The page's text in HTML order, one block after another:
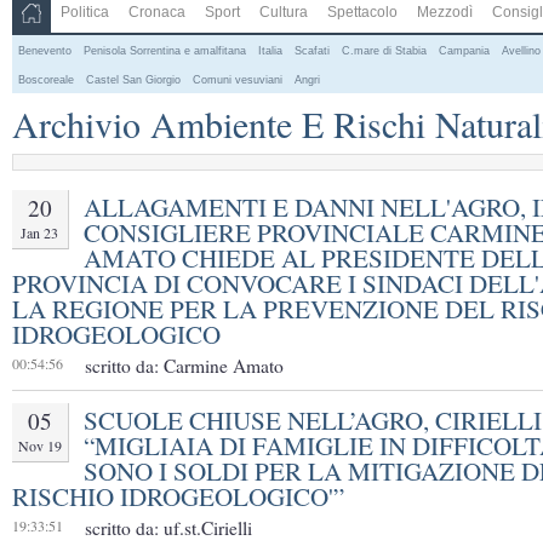
Politica Cronaca Sport Cultura Spettacolo Mezzodì
Benevento Penisola Sorrentina e amalfitana Italia Scafati C.mare di Stabia Campania Avellino
Boscoreale Castel San Giorgio Comuni vesuviani Angri
Archivio Ambiente E Rischi
20
Jan 23
ALLAGAMENTI E DANNI NELL'AGRO,
CONSIGLIERE PROVINCIALE
AMATO CHIEDE AL PRESIDENTE
PROVINCIA DI CONVOCARE I SINDACI
LA REGIONE PER LA PREVENZIONE DEL
IDROGEOLOGICO
00:54:56 scritto da: Carmine Amato
05
Nov 19
SCUOLE CHIUSE NELL’AGRO,
“MIGLIAIA DI FAMIGLIE IN
SONO I SOLDI PER LA MITIGAZIONE
RISCHIO IDROGEOLOGICO'”
19:33:51 scritto da: uf.st.Cirielli